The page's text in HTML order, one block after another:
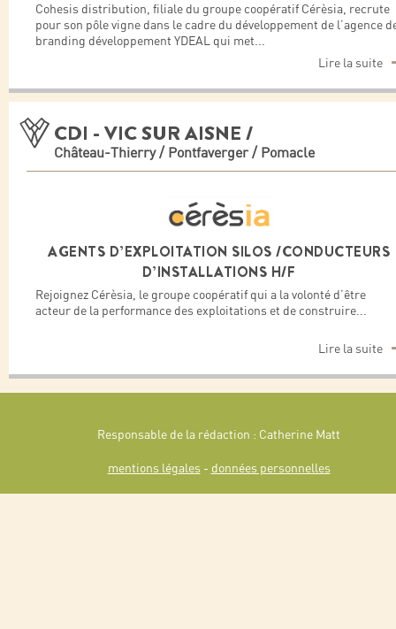
Cohesis distribution, filiale du groupe coopératif Cérèsia, recrute
pour son pôle vigne dans le cadre du développement de l’agence
branding développement YDEAL qui met...
Lire la suite
CDI - VIC SUR AISNE /
Château-Thierry / Pontfaverger / Pomacle
AGENTS D’EXPLOITATION SILOS /CONDUCTEURS
D’INSTALLATIONS H/F
Rejoignez Cérèsia, le groupe coopératif qui a la volonté d’être
acteur de la performance des exploitations et de construire...
Lire la suite
Responsable de la rédaction : Catherine Matt
mentions légales - données personnelles